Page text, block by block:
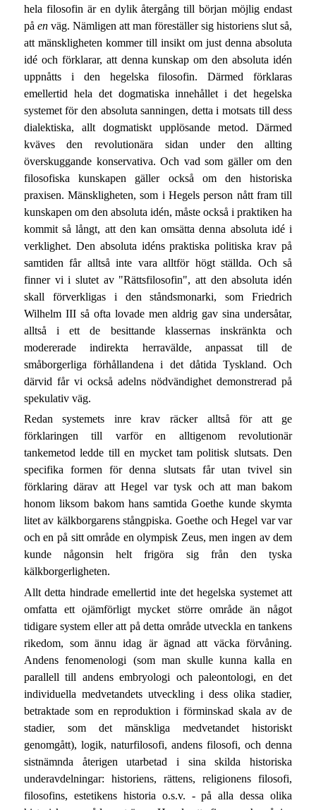
hela filosofin är en dylik återgång till början möjlig endast
på enväg. Nämligen att man föreställer sig historiens slut så,
att mänskligheten kommer till insikt om just denna absoluta
idé och förklarar, att denna kunskap om den absoluta idén
uppnåtts i den hegelska filosofin. Därmed förklaras
emellertid hela det dogmatiska innehållet i det hegelska
systemet för den absoluta sanningen, detta i motsats till dess
dialektiska, allt dogmatiskt upplösande metod. Därmed
kväves den revolutionära sidan under den allting
överskuggande konservativa. Och vad som gäller om den
filosofiska kunskapen gäller också om den historiska
praxisen. Mänskligheten, som i Hegels person nått fram till
kunskapen om den absoluta idén, måste också i praktiken ha
kommit så långt, att den kan omsätta denna absoluta idé i
verklighet. Den absoluta idéns praktiska politiska krav på
samtiden får alltså inte vara alltför högt ställda. Och så
finner vi i slutet av "Rättsfilosofin", att den absoluta idén
skall förverkligas i den ståndsmonarki, som Friedrich
Wilhelm III så ofta lovade men aldrig gav sina undersåtar,
alltså i ett de besittande klassernas inskränkta och
modererade indirekta herravälde, anpassat till de
småborgerliga förhållandena i det dåtida Tyskland. Och
därvid får vi också adelns nödvändighet demonstrerad på
spekulativ väg.
Redan systemets inre krav räcker alltså för att ge
förklaringen till varför en alltigenom revolutionär
tankemetod ledde till en mycket tam politisk slutsats. Den
specifika formen för denna slutsats får utan tvivel sin
förklaring därav att Hegel var tysk och att man bakom
honom liksom bakom hans samtida Goethe kunde skymta
litet av kälkborgarens stångpiska. Goethe och Hegel var var
och en på sitt område en olympisk Zeus, men ingen av dem
kunde någonsin helt frigöra sig från den tyska
kälkborgerligheten.
Allt detta hindrade emellertid inte det hegelska systemet att
omfatta ett ojämförligt mycket större område än något
tidigare system eller att på detta område utveckla en tankens
rikedom, som ännu idag är ägnad att väcka förvåning.
Andens fenomenologi (som man skulle kunna kalla en
parallell till andens embryologi och paleontologi, en det
individuella medvetandets utveckling i dess olika stadier,
betraktade som en reproduktion i förminskad skala av de
stadier, som det mänskliga medvetandet historiskt
genomgått), logik, naturfilosofi, andens filosofi, och denna
sistnämnda återigen utarbetad i sina skilda historiska
underavdelningar: historiens, rättens, religionens filosofi,
filosofins, estetikens historia o.s.v. - på alla dessa olika